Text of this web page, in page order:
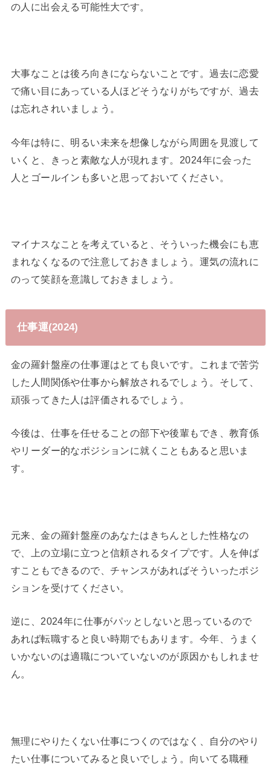
の人に出会える可能性大です。
大事なことは後ろ向きにならないことです。過去に恋愛
で痛い目にあっている人ほどそうなりがちですが、過去
は忘れされいましょう。
今年は特に、明るい未来を想像しながら周囲を見渡して
いくと、きっと素敵な人が現れます。2024年に会った
人とゴールインも多いと思っておいてください。
マイナスなことを考えていると、そういった機会にも恵
まれなくなるので注意しておきましょう。運気の流れに
のって笑顔を意識しておきましょう。
仕事運(2024)
金の羅針盤座の仕事運はとても良いです。これまで苦労
した人間関係や仕事から解放されるでしょう。そして、
頑張ってきた人は評価されるでしょう。
今後は、仕事を任せることの部下や後輩もでき、教育係
やリーダー的なポジションに就くこともあると思いま
す。
元来、金の羅針盤座のあなたはきちんとした性格なの
で、上の立場に立つと信頼されるタイプです。人を伸ば
すこともできるので、チャンスがあればそういったポジ
ションを受けてください。
逆に、2024年に仕事がパッとしないと思っているので
あれば転職すると良い時期でもあります。今年、うまく
いかないのは適職についていないのが原因かもしれませ
ん。
無理にやりたくない仕事につくのではなく、自分のやり
たい仕事についてみると良いでしょう。向いてる職種